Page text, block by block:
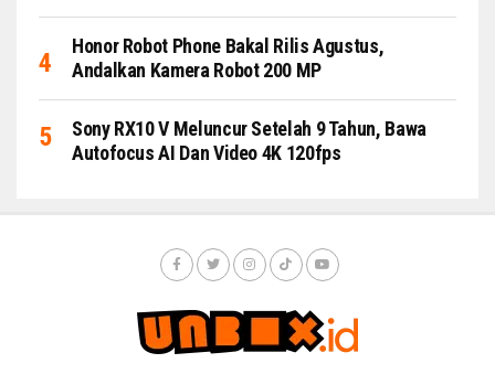
Honor Robot Phone Bakal Rilis Agustus,
Andalkan Kamera Robot 200 MP
Sony RX10 V Meluncur Setelah 9 Tahun, Bawa
Autofocus AI Dan Video 4K 120fps